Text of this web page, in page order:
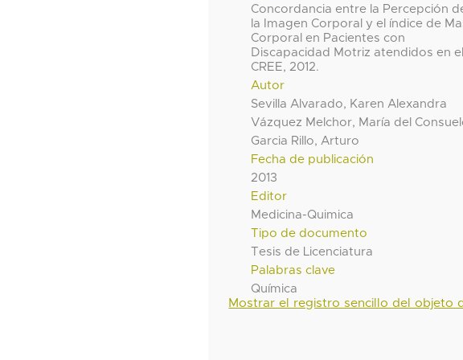
Concordancia entre la Percepción
la Imagen Corporal y el índice de
Corporal en Pacientes con
Discapacidad Motriz atendidos en el
CREE, 2012.
Autor
Sevilla Alvarado, Karen Alexandra
Vázquez Melchor, María del
Garcia Rillo, Arturo
Fecha de publicación
2013
Editor
Medicina-Quimica
Tipo de documento
Tesis de Licenciatura
Palabras clave
Química
Mostrar el registro sencillo del objeto